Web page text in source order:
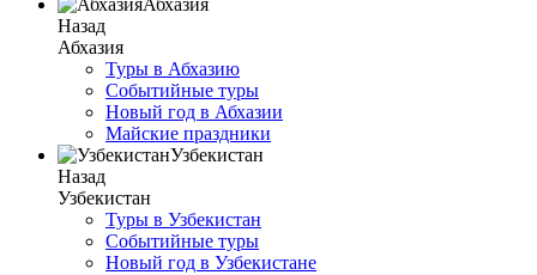
Абхазия
Назад
Абхазия
Туры в Абхазию
Событийные туры
Новый год в Абхазии
Майские праздники
Узбекистан
Назад
Узбекистан
Туры в Узбекистан
Событийные туры
Новый год в Узбекистане